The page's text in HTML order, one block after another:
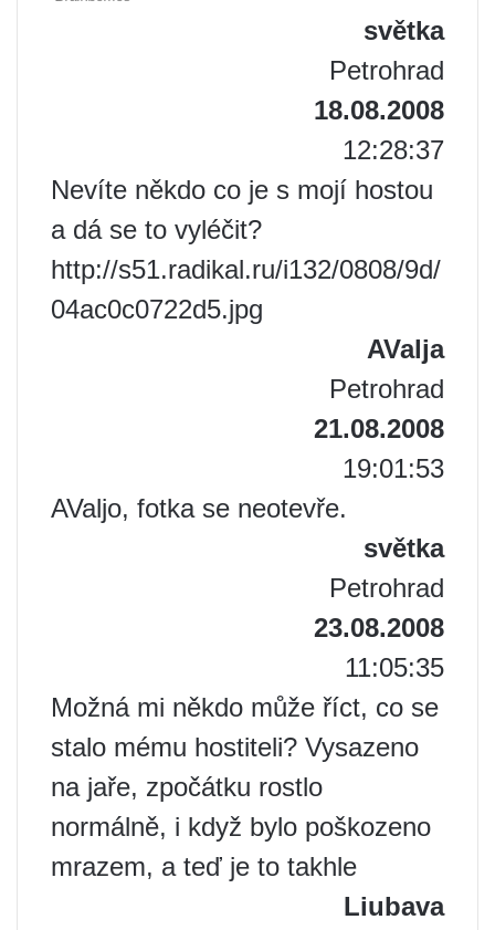
světka
Petrohrad
18.08.2008
12:28:37
Nevíte někdo co je s mojí hostou
a dá se to vyléčit?
http://s51.radikal.ru/i132/0808/9d/
04ac0c0722d5.jpg
AValja
Petrohrad
21.08.2008
19:01:53
AValjo, fotka se neotevře.
světka
Petrohrad
23.08.2008
11:05:35
Možná mi někdo může říct, co se
stalo mému hostiteli? Vysazeno
na jaře, zpočátku rostlo
normálně, i když bylo poškozeno
mrazem, a teď je to takhle
Liubava